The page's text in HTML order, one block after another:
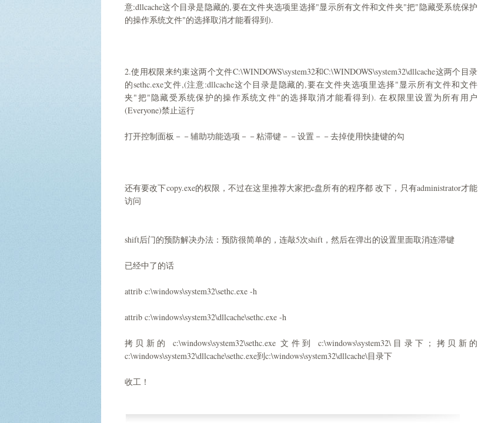
意:dllcache这个目录是隐藏的,要在文件夹选项里选择"显示所有文件和文件夹"把"隐藏受系统保护
的操作系统文件"的选择取消才能看得到).
2.使用权限来约束这两个文件C:\WINDOWS\system32和C:\WINDOWS\system32\dllcache这两个目录
的sethc.exe文件,(注意:dllcache这个目录是隐藏的,要在文件夹选项里选择"显示所有文件和文件
夹"把"隐藏受系统保护的操作系统文件"的选择取消才能看得到). 在权限里设置为所有用户
(Everyone)禁止运行
打开控制面板－－辅助功能选项－－粘滞键－－设置－－去掉使用快捷键的勾
还有要改下copy.exe的权限，不过在这里推荐大家把c盘所有的程序都 改下，只有administrator才能
访问
shift后门的预防解决办法：预防很简单的，连敲5次shift，然后在弹出的设置里面取消连滞键
已经中了的话
attrib c:\windows\system32\sethc.exe -h
attrib c:\windows\system32\dllcache\sethc.exe -h
拷贝新的 c:\windows\system32\sethc.exe 文件到 c:\windows\system32\目录下；拷贝新的
c:\windows\system32\dllcache\sethc.exe到c:\windows\system32\dllcache\目录下
收工！